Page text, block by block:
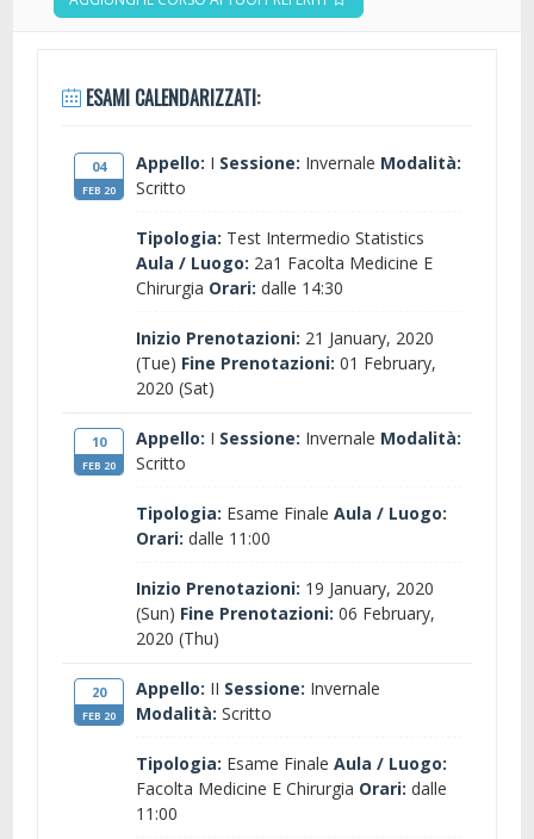
ESAMI CALENDARIZZATI:
04
FEB 20
Appello: I Sessione: Invernale Modalità:
Scritto
Tipologia: Test Intermedio Statistics
Aula / Luogo: 2a1 Facolta Medicine E
Chirurgia Orari: dalle 14:30
Inizio Prenotazioni: 21 January, 2020
(Tue) Fine Prenotazioni: 01 February,
2020 (Sat)
10
FEB 20
Appello: I Sessione: Invernale Modalità:
Scritto
Tipologia: Esame Finale Aula / Luogo:
Orari: dalle 11:00
Inizio Prenotazioni: 19 January, 2020
(Sun) Fine Prenotazioni: 06 February,
2020 (Thu)
20
FEB 20
Appello: II Sessione: Invernale
Modalità: Scritto
Tipologia: Esame Finale Aula / Luogo:
Facolta Medicine E Chirurgia Orari: dalle
11:00